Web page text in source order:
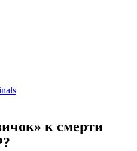
к смерти